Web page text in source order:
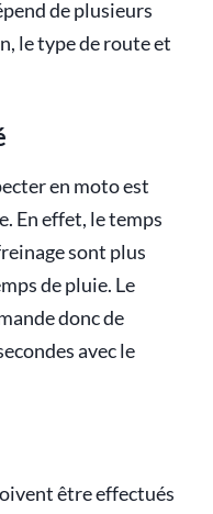
de plusieurs
le type de route et
en moto est
En effet, le temps
sont plus
de pluie. Le
donc de
avec le
être effectués